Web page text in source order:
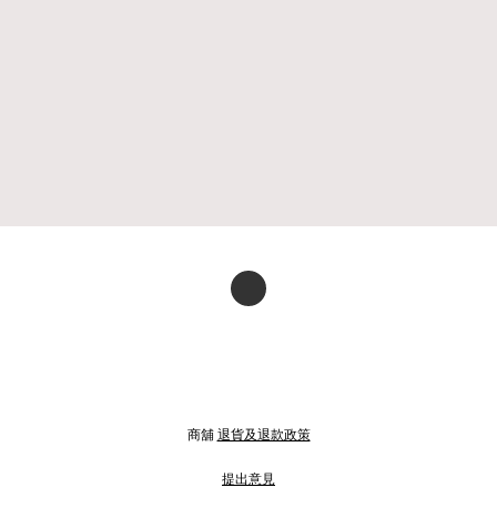
商舖 退貨及退款政策
提出意見